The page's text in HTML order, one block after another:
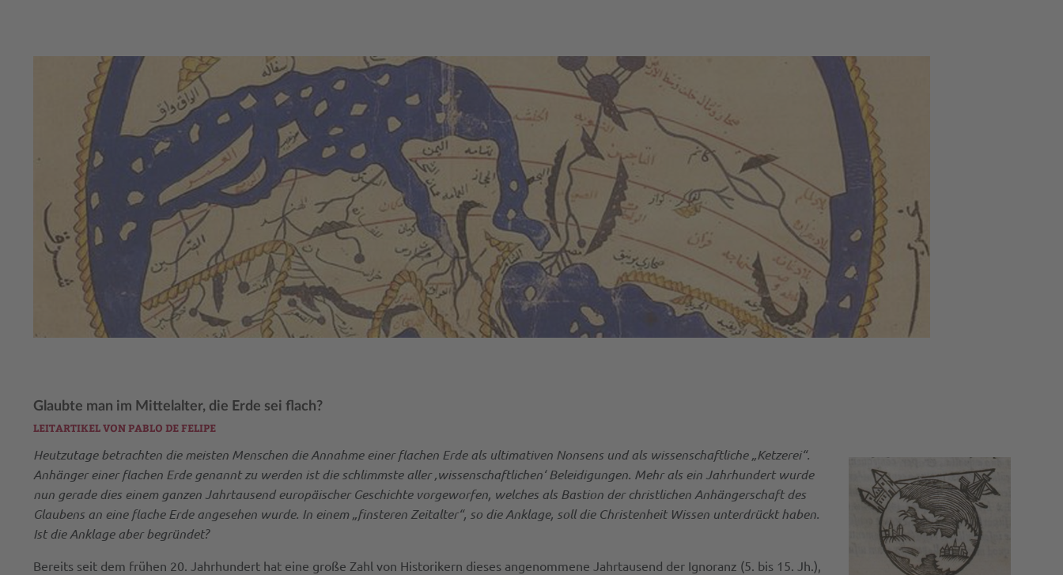
Glaubte man im Mittelalter, die Erde sei flach?
LEITARTIKEL VON PABLO DE FELIPE
Heutzutage betrachten die meisten Menschen die Annahme einer flachen Erde als ultimativen Nonsens und als wissenschaftliche „Ketzerei“.
Anhänger einer flachen Erde genannt zu werden ist die schlimmste aller ‚wissenschaftlichen‘ Beleidigungen. Mehr als ein Jahrhundert wurde
nun gerade dies einem ganzen Jahrtausend europäischer Geschichte vorgeworfen, welches als Bastion der christlichen Anhängerschaft des
Glaubens an eine flache Erde angesehen wurde. In einem „finsteren Zeitalter“, so die Anklage, soll die Christenheit Wissen unterdrückt haben.
Ist die Anklage aber begründet?
Bereits seit dem frühen 20. Jahrhundert hat eine große Zahl von Historikern dieses angenommene Jahrtausend der Ignoranz (5. bis 15. Jh.),